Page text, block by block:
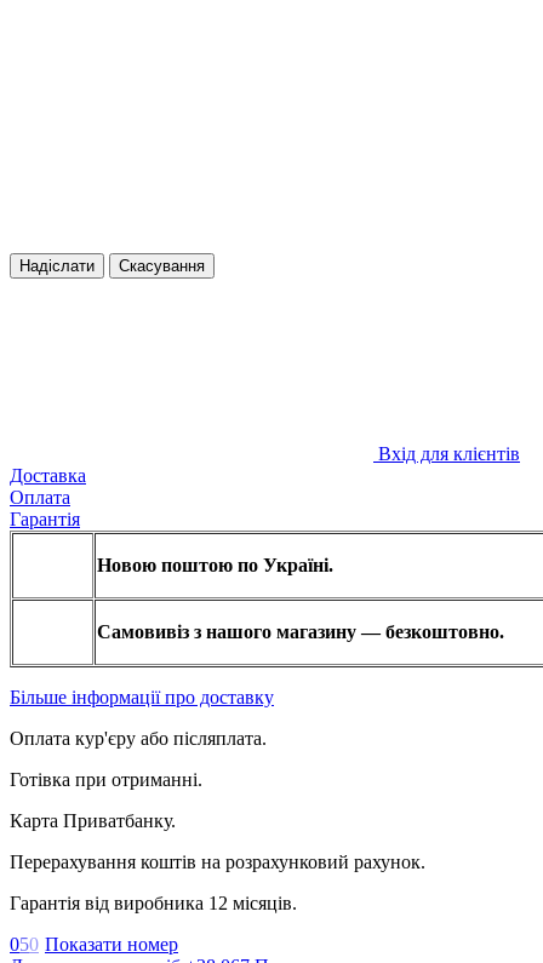
Надіслати Скасування
Вхід для клієнтів
Доставка
Оплата
Гарантія
Новою поштою по Україні.
Самовивіз з нашого магазину — безкоштовно.
Більше інформації про доставку
Оплата кур'єру або післяплата.
Готівка при отриманні.
Карта Приватбанку.
Перерахування коштів на розрахунковий рахунок.
Гарантія від виробника 12 місяців.
050 Показати номер